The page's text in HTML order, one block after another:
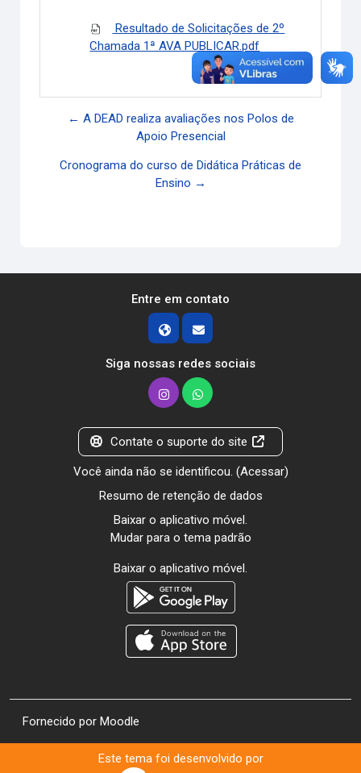
Resultado de Solicitações de 2º
Chamada 1ª AVA PUBLICAR.pdf
Link direto
← A DEAD realiza avaliações nos Polos de
Apoio Presencial
Cronograma do curso de Didática Práticas de
Ensino →
Entre em contato
Siga nossas redes sociais
Contate o suporte do site
Você ainda não se identificou. (Acessar)
Resumo de retenção de dados
Baixar o aplicativo móvel.
Mudar para o tema padrão
Baixar o aplicativo móvel.
Fornecido por Moodle
Este tema foi desenvolvido por